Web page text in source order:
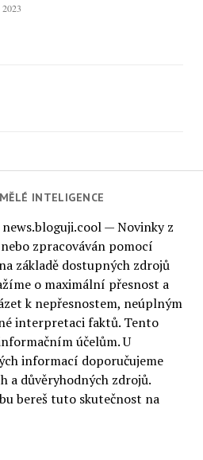
INTELIGENCE
news.bloguji.cool — Novinky z
zpracováván pomocí
základě dostupných zdrojů
o maximální přesnost a
k nepřesnostem, neúplným
interpretaci faktů. Tento
účelům. U
informací doporučujeme
a důvěryhodných zdrojů.
bereš tuto skutečnost na